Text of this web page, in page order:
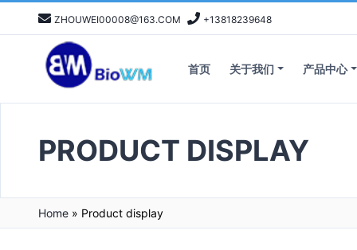
ZHOUWEI00008@163.COM +13818239648
首页 关于我们 产品中心
PRODUCT DISPLAY
Home » Product display